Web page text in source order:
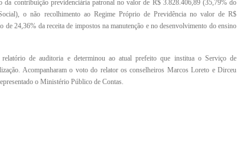
da contribuição previdenciária patronal no valor de R$ 3.828.406,89 (35,79% do
o não recolhimento ao Regime Próprio de Previdência no valor de R$
24,36% da receita de impostos na manutenção e no desenvolvimento do ensino
relatório de auditoria e determinou ao atual prefeito que institua o Serviço de
Acompanharam o voto do relator os conselheiros Marcos Loreto e Dirceu
o Ministério Público de Contas.